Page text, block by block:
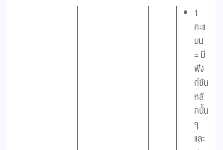
1
คะแ
นน
= มี
ฟัง
ก์ชัน
หลั
กนั้น
ๆ
และ